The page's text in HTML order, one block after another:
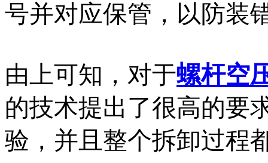
号并对应保管，以防装
由上可知，对于螺杆空
的技术提出了很高的要
验，并且整个拆卸过程